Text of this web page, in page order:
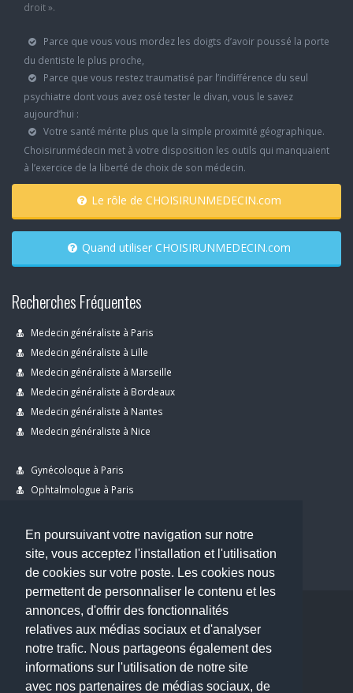
En poursuivant votre navigation sur notre
site, vous acceptez l'installation et l'utilisation
de cookies sur votre poste. Les cookies nous
permettent de personnaliser le contenu et les
annonces, d'offrir des fonctionnalités
relatives aux médias sociaux et d'analyser
notre trafic. Nous partageons également des
informations sur l'utilisation de notre site
avec nos partenaires de médias sociaux, de
droit ».
Parce que vous vous mordez les doigts d’avoir poussé la porte
du dentiste le plus proche,
Parce que vous restez traumatisé par l’indifférence du seul
psychiatre dont vous avez osé tester le divan, vous le savez
aujourd’hui :
Votre santé mérite plus que la simple proximité géographique.
Choisirunmédecin met à votre disposition les outils qui manquaient
à l’exercice de la liberté de choix de son médecin.
Le rôle de CHOISIRUNMEDECIN.com
Quand utiliser CHOISIRUNMEDECIN.com
Recherches Fréquentes
Medecin généraliste à Paris
Medecin généraliste à Lille
Medecin généraliste à Marseille
Medecin généraliste à Bordeaux
Medecin généraliste à Nantes
Medecin généraliste à Nice
Gynécoloque à Paris
Ophtalmologue à Paris
Dentiste à Paris
Copyright © 2026 . All Rights Reserved.
choisirunmedecin@gmail.com
Nous contacter